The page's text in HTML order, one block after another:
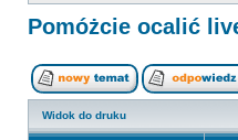
Pomóżcie ocalić
Widok do druku